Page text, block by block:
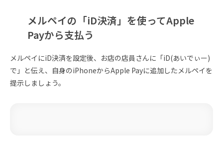
メルペイの「iD決済」を使ってApple
Payから支払う
メルペイにiD決済を設定後、お店の店員さんに「iD(あいでぃー)
で」と伝え、自身のiPhoneからApple Payに追加したメルペイを
提示しましょう。